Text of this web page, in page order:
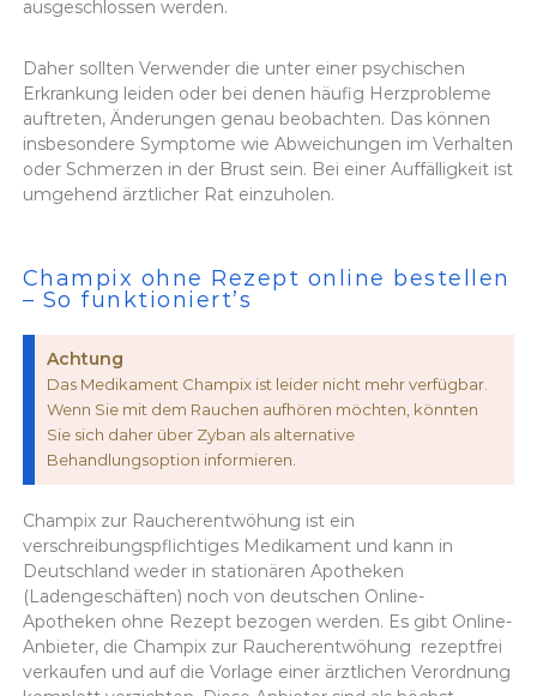
ausgeschlossen werden.
Daher sollten Verwender die unter einer psychischen
Erkrankung leiden oder bei denen häufig Herzprobleme
auftreten, Änderungen genau beobachten. Das können
insbesondere Symptome wie Abweichungen im Verhalten
oder Schmerzen in der Brust sein. Bei einer Auffälligkeit ist
umgehend ärztlicher Rat einzuholen.
Champix ohne Rezept online bestellen
– So funktioniert’s
Achtung
Das Medikament Champix ist leider nicht mehr verfügbar.
Wenn Sie mit dem Rauchen aufhören möchten, könnten
Sie sich daher über Zyban als alternative
Behandlungsoption informieren.
Champix zur Raucherentwöhung ist ein
verschreibungspflichtiges Medikament und kann in
Deutschland weder in stationären Apotheken
(Ladengeschäften) noch von deutschen Online-
Apotheken ohne Rezept bezogen werden. Es gibt Online-
Anbieter, die Champix zur Raucherentwöhung rezeptfrei
verkaufen und auf die Vorlage einer ärztlichen Verordnung